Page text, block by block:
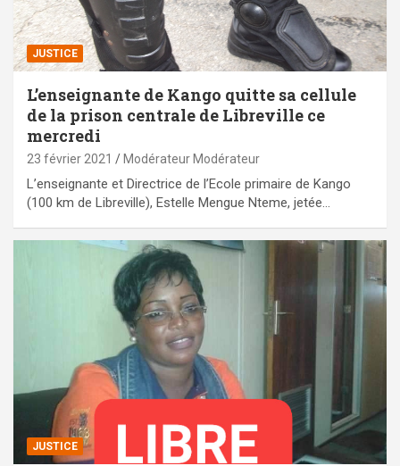
JUSTICE
L’enseignante de Kango quitte sa cellule
de la prison centrale de Libreville ce
mercredi
23 février 2021 Modérateur Modérateur
L’enseignante et Directrice de l’Ecole primaire de Kango
(100 km de Libreville), Estelle Mengue Nteme, jetée…
JUSTICE